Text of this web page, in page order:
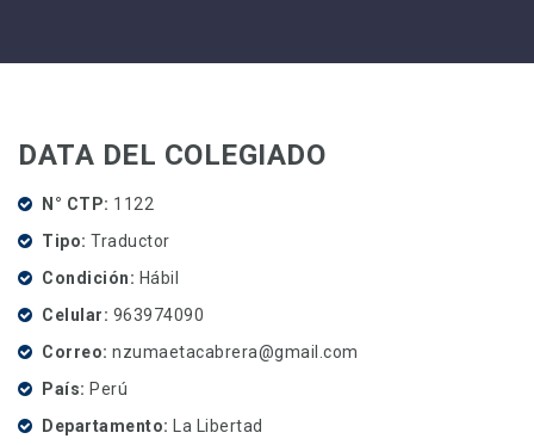
DATA DEL COLEGIADO
N° CTP
1122
Tipo Traductor
Condición
Hábil
Celular
963974090
Correo nzumaetacabrera@gmail.com
País Perú
Departamento La Libertad